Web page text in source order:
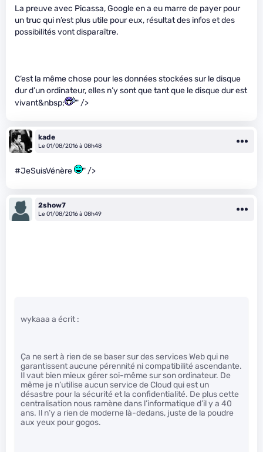
La preuve avec Picassa, Google en a eu marre de payer pour
un truc qui n’est plus utile pour eux, résultat des infos et des
possibilités vont disparaître.
C’est la même chose pour les données stockées sur le disque
dur d’un ordinateur, elles n’y sont que tant que le disque dur est
vivant&nbsp;
" />
kade
Le 01/08/2016 à 08h48
#JeSuisVénère " />
2show7
Le 01/08/2016 à 08h49
wykaaa a écrit :
Ça ne sert à rien de se baser sur des services Web qui ne
garantissent aucune pérennité ni compatibilité ascendante.
Il vaut bien mieux gérer soi-même sur son ordinateur. De
même je n’utilise aucun service de Cloud qui est un
désastre pour la sécurité et la confidentialité. De plus cette
centralisation nous ramène dans l’informatique d’il y a 40
ans. Il n’y a rien de moderne là-dedans, juste de la poudre
aux yeux pour gogos.